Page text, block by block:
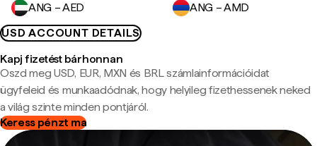
ANG – AED
ANG – AMD
USD ACCOUNT DETAILS
Kapj fizetést bárhonnan
Oszd meg USD, EUR, MXN és BRL számlainformációidat
ügyfeleid és munkaadódnak, hogy helyileg fizethessenek neked
a világ szinte minden pontjáról.
Keress pénzt ma